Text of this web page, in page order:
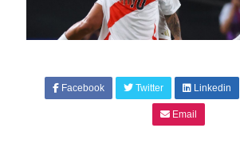
Facebook Twitter Linkedin
Email